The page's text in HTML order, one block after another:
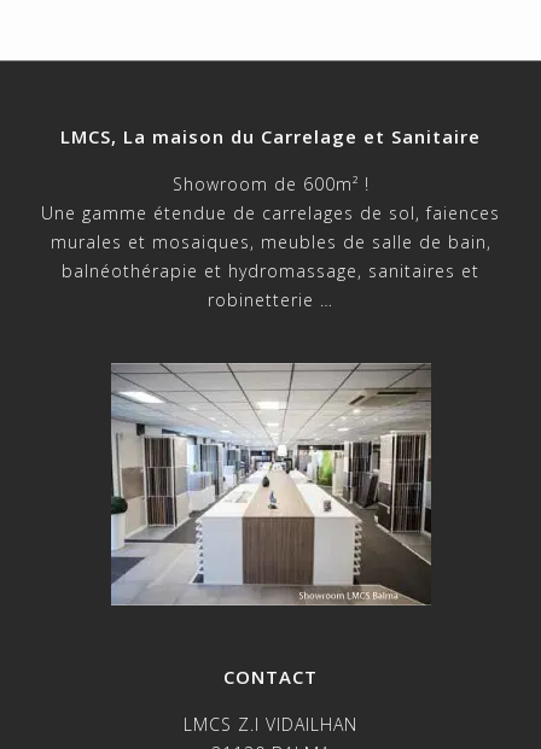
LMCS, La maison du Carrelage et Sanitaire
Showroom de 600m² !
Une gamme étendue de carrelages de sol, faiences
murales et mosaiques, meubles de salle de bain,
balnéothérapie et hydromassage, sanitaires et
robinetterie …
CONTACT
LMCS Z.I VIDAILHAN